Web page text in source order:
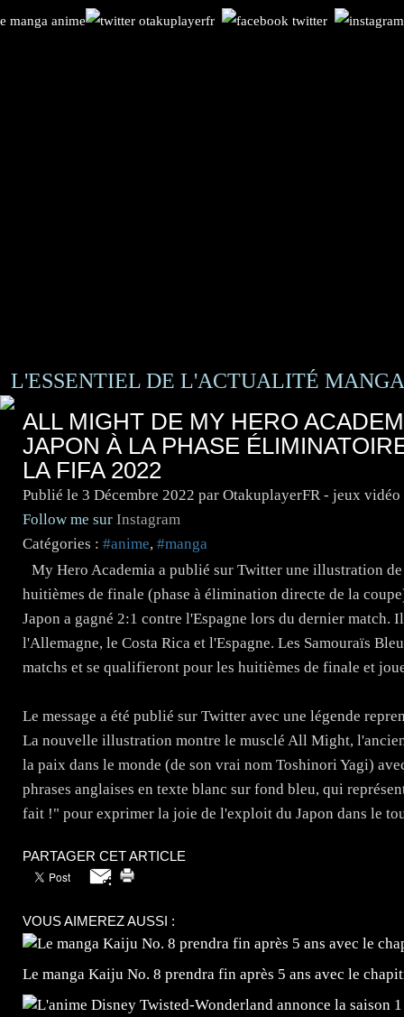
L'ESSENTIEL DE L'ACTUALITÉ
ALL MIGHT DE MY HERO
JAPON À LA PHASE
LA FIFA 2022
Publié le 3 Décembre 2022 par OtakuplayerFR - jeux vidéo
Follow me sur Instagram
Catégories : #anime, #manga
My Hero Academia a publié sur Twitter une illustration
huitièmes de finale (phase à élimination directe de la
Japon a gagné 2:1 contre l'Espagne lors du dernier match.
l'Allemagne, le Costa Rica et l'Espagne. Les Samouraïs
matchs et se qualifieront pour les huitièmes de finale et
Le message a été publié sur Twitter avec une légende
La nouvelle illustration montre le musclé All Might,
la paix dans le monde (de son vrai nom Toshinori Yagi)
phrases anglaises en texte blanc sur fond bleu, qui
fait !" pour exprimer la joie de l'exploit du Japon dans le
PARTAGER CET ARTICLE
VOUS AIMEREZ AUSSI :
Le manga Kaiju No. 8 prendra fin après 5 ans avec le